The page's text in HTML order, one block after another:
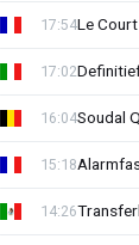
Le
17:54
17:02
Soudal
16:04
15:18
14:26